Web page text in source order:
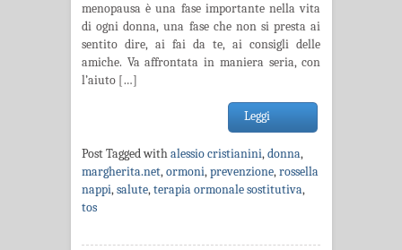
menopausa è una fase importante nella vita
di ogni donna, una fase che non si presta ai
sentito dire, ai fai da te, ai consigli delle
amiche. Va affrontata in maniera seria, con
l’aiuto […]
Leggi
Post Tagged withalessio cristianini,donna,
margherita.net,ormoni,prevenzione,rossella
nappi,salute,terapia ormonale sostitutiva,
tos